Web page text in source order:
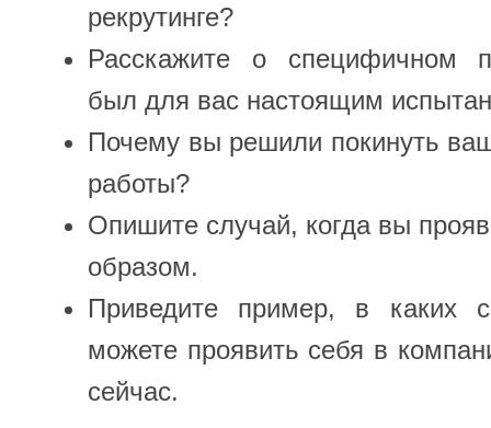
рекрутинге?
Расскажите о специфичном
был для вас настоящим
Почему вы решили покинуть
работы?
Опишите случай, когда вы
образом.
Приведите пример, в каких
можете проявить себя в
сейчас.